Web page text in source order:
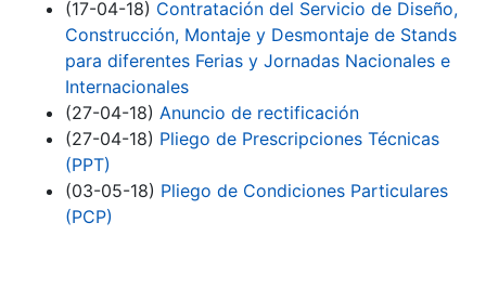
(17-04-18) Contratación del Servicio de Diseño,
Construcción, Montaje y Desmontaje de Stands
para diferentes Ferias y Jornadas Nacionales e
Internacionales
(27-04-18) Anuncio de rectificación
(27-04-18) Pliego de Prescripciones Técnicas
(PPT)
(03-05-18) Pliego de Condiciones Particulares
(PCP)